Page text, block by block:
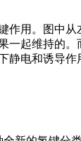
作用。图中
起维持的
电和诱导